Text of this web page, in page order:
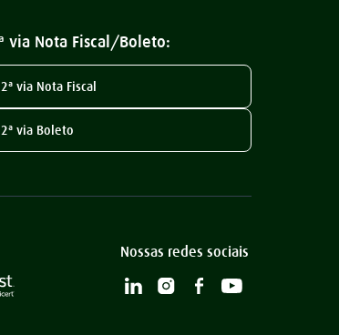
via Nota Fiscal/Boleto:
2ª via Nota Fiscal
2ª via Boleto
Nossas redes sociais